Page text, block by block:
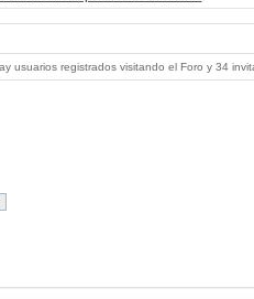
usuarios registrados visitando el Foro y 34